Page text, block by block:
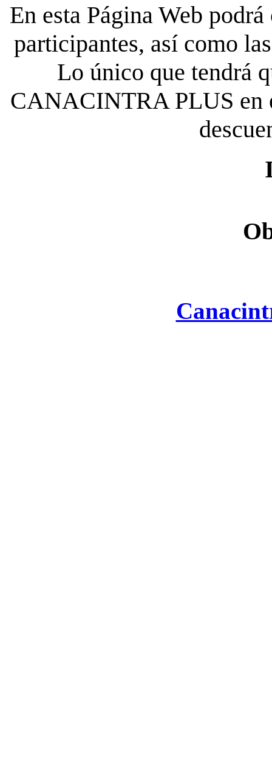
En esta Página Web
participantes, así como
Lo único que tendrá
CANACINTRA PLUS en